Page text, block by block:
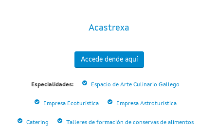
Acastrexa
Accede dende aquí
Especialidades: Espacio de Arte Culinario Gallego
Empresa Ecoturística Empresa Astroturística
Catering Talleres de formación de conservas de alimentos